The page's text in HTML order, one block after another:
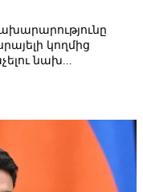
կողմից
նախ...